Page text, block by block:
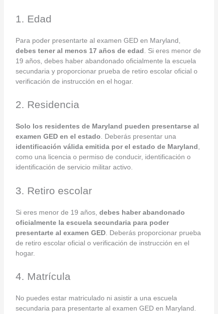
1. Edad
Para poder presentarte al examen GED en Maryland,
debes tener al menos 17 años de edad . Si eres menor de
19 años, debes haber abandonado oficialmente la escuela
secundaria y proporcionar prueba de retiro escolar oficial o
verificación de instrucción en el hogar.
2. Residencia
Solo los residentes de Maryland pueden presentarse al
examen GED en el estado. Deberás presentar una
identificación válida emitida por el estado de Maryland,
como una licencia o permiso de conducir, identificación o
identificación de servicio militar activo.
3. Retiro escolar
Si eres menor de 19 años, debes haber abandonado
oficialmente la escuela secundaria para poder
presentarte al examen GED. Deberás proporcionar prueba
de retiro escolar oficial o verificación de instrucción en el
hogar.
4. Matrícula
No puedes estar matriculado ni asistir a una escuela
secundaria para presentarte al examen GED en Maryland.